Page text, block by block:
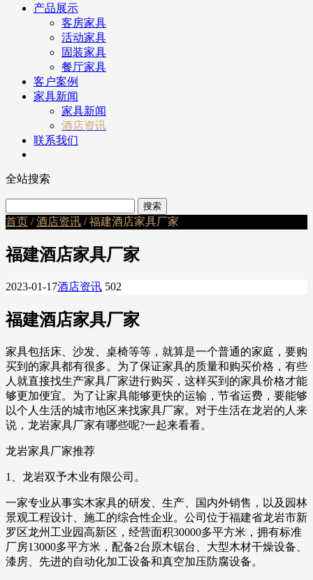
产品展示
客房家具
活动家具
固装家具
餐厅家具
客户案例
家具新闻
家具新闻
酒店资讯
联系我们
全站搜索
首页 /酒店资讯 / 福建酒店家具厂家
福建酒店家具厂家
2023-01-17酒店资讯 502
福建酒店家具厂家
家具包括床、沙发、桌椅等等，就算是一个普通的家庭，要购
买到的家具都有很多。为了保证家具的质量和购买价格，有些
人就直接找生产家具厂家进行购买，这样买到的家具价格才能
够更加便宜。为了让家具能够更快的运输，节省运费，要能够
以个人生活的城市地区来找家具厂家。对于生活在龙岩的人来
说，龙岩家具厂家有哪些呢?一起来看看。
龙岩家具厂家推荐
1、龙岩双予木业有限公司。
一家专业从事实木家具的研发、生产、国内外销售，以及园林
景观工程设计、施工的综合性企业。公司位于福建省龙岩市新
罗区龙州工业园高新区，经营面积30000多平方米，拥有标准
厂房13000多平方米，配备2台原木锯台、大型木材干燥设备、
漆房、先进的自动化加工设备和真空加压防腐设备。